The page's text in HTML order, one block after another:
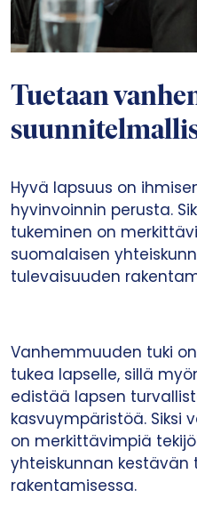
Tuetaan
Hyvä lapsuus on
hyvinvoinnin perusta.
tukeminen on
suomalaisen
tulevaisuuden
Vanhemmuuden tuki
tukea lapselle, sillä
edistää lapsen
kasvuympäristöä. Siksi
on merkittävimpiä
yhteiskunnan kestävän
rakentamisessa.